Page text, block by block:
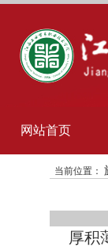
网站首页
当前位置：
厚积